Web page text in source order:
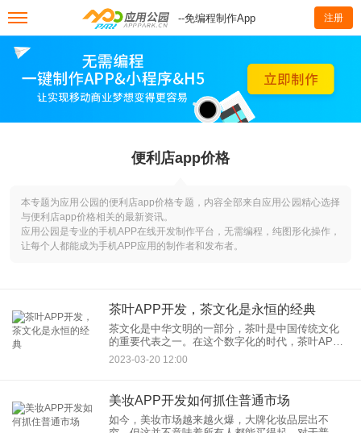
--免编程制作App 注册
便利店app价格
本专题为应用公园的便利店app价格专题，内容全部来自应用公园精心选择
与便利店app价格相关的最新资讯。
应用公园是专业的手机APP在线开发制作平台，无需编程，纯图形化操作，
让每个人都能成为手机APP应用的制作者和发布者。
茶叶APP开发，茶文化是永恒的经典
茶文化是中华文明的一部分，茶叶是中国传统文化
的重要代表之一。在这个数字化的时代，茶叶APP
的开发不仅可以满足人们的生活需求，更可以促进
茶文化的传承和发展。
2023-03-20 12:00
美妆APP开发如何抓住普通市场
如今，美妆市场越来越火爆，大牌化妆品层出不